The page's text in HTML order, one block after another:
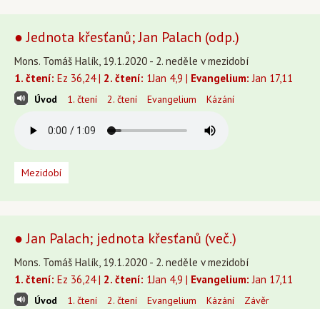
● Jednota křesťanů; Jan Palach (odp.)
Mons. Tomáš Halík, 19.1.2020 - 2. neděle v mezidobí
1. čtení: Ez 36,24 | 2. čtení: 1Jan 4,9 | Evangelium: Jan 17,11
Úvod 1. čtení 2. čtení Evangelium Kázání
Mezidobí
● Jan Palach; jednota křesťanů (več.)
Mons. Tomáš Halík, 19.1.2020 - 2. neděle v mezidobí
1. čtení: Ez 36,24 | 2. čtení: 1Jan 4,9 | Evangelium: Jan 17,11
Úvod 1. čtení 2. čtení Evangelium Kázání Závěr